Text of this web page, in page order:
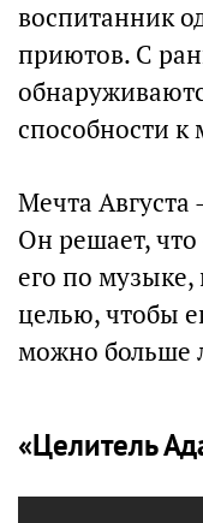
воспитанник
приютов. С
способности к
Мечта Августа
Он решает,
его по музыке,
целью, чтобы
можно больше
«Целитель